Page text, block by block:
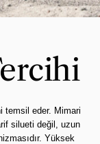
temsil eder. Mimari
silueti değil, uzun
Yüksek